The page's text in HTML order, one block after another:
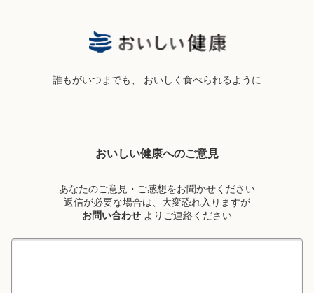
誰もがいつまでも、 おいしく食べられるように
おいしい健康へのご意見
あなたのご意見・ご感想をお聞かせください
返信が必要な場合は、大変恐れ入りますが
お問い合わせ よりご連絡ください